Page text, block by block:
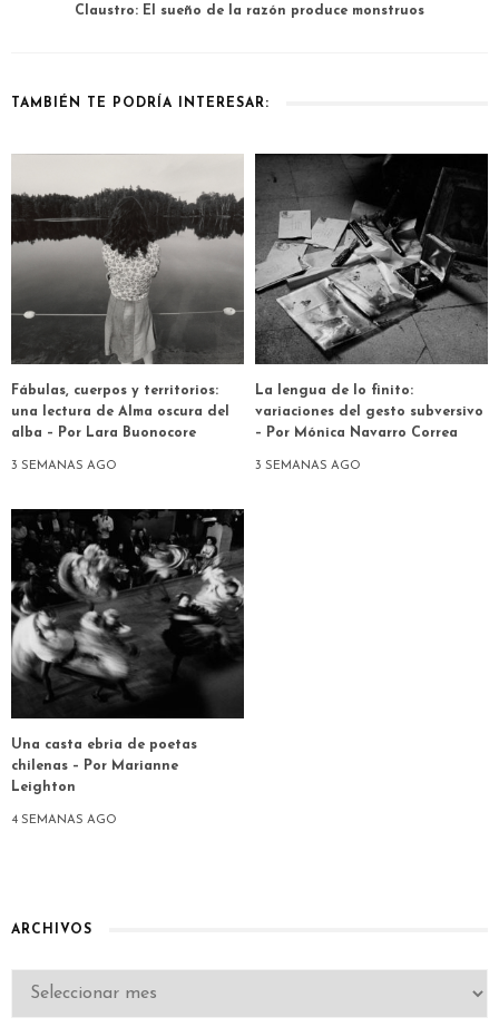
Claustro: El sueño de la razón produce monstruos
TAMBIÉN TE PODRÍA INTERESAR:
Fábulas, cuerpos y territorios:
una lectura de Alma oscura del
alba – Por Lara Buonocore
3 SEMANAS AGO
La lengua de lo finito:
variaciones del gesto subversivo
– Por Mónica Navarro Correa
3 SEMANAS AGO
Una casta ebria de poetas
chilenas – Por Marianne
Leighton
4 SEMANAS AGO
ARCHIVOS